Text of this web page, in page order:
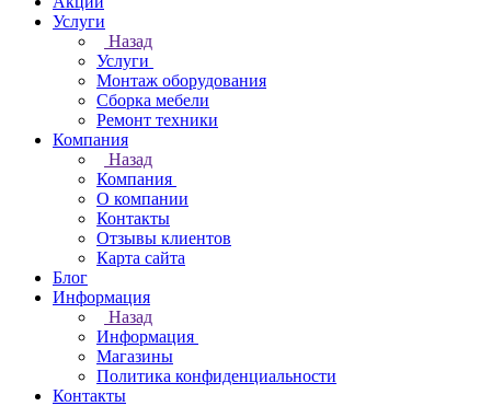
Услуги
Назад
Услуги
Монтаж оборудования
Сборка мебели
Ремонт техники
Компания
Назад
Компания
О компании
Контакты
Отзывы клиентов
Карта сайта
Блог
Информация
Назад
Информация
Магазины
Политика конфиденциальности
Контакты